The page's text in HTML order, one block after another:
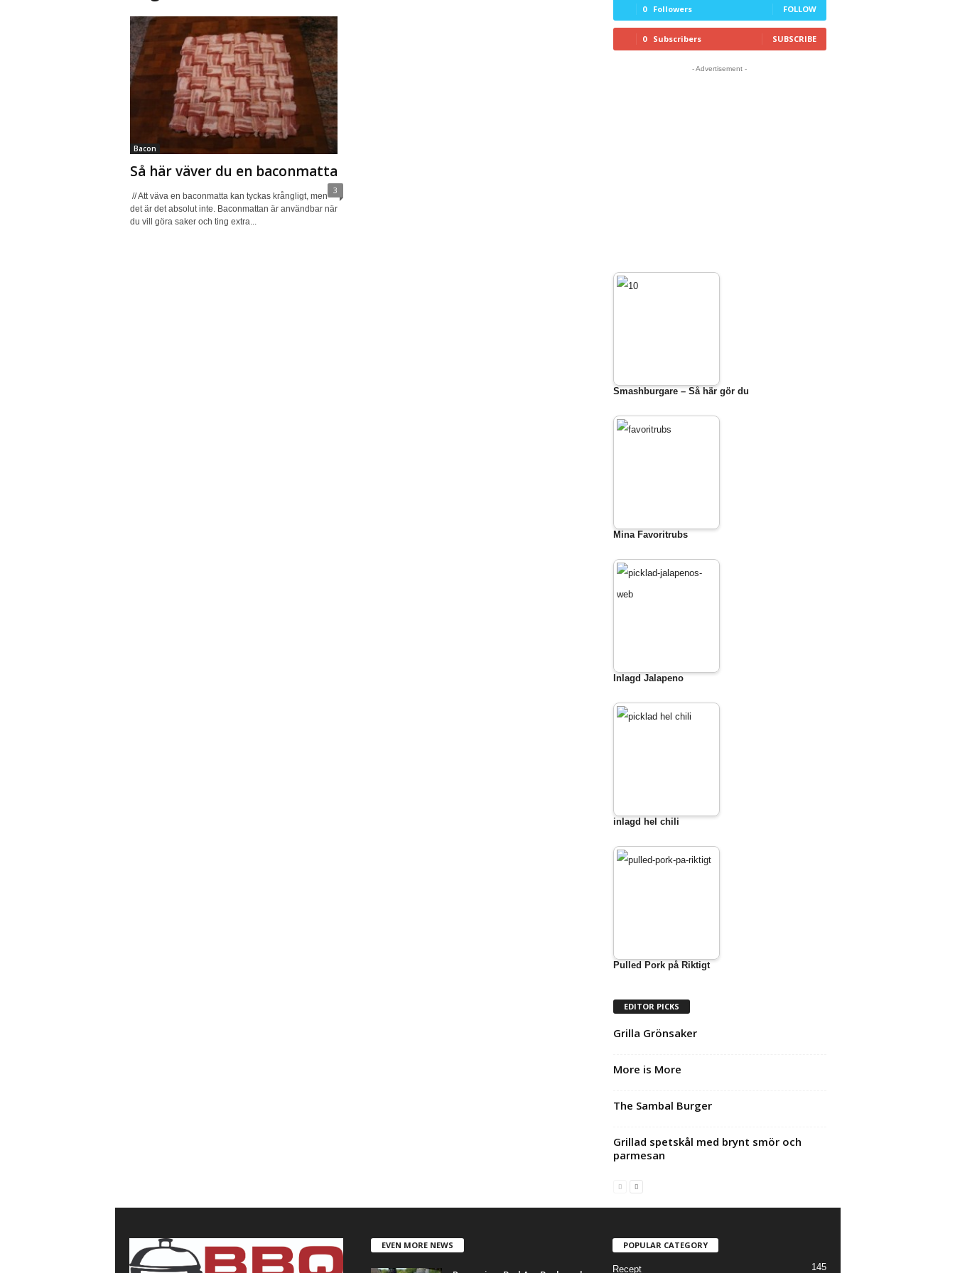
Bacon
Så här väver du en baconmatta
3
// Att väva en baconmatta kan tyckas krångligt, men
det är det absolut inte. Baconmattan är användbar när
du vill göra saker och ting extra...
0 Followers FOLLOW
0 Subscribers SUBSCRIBE
- Advertisement -
Smashburgare – Så här gör du
Mina Favoritrubs
Inlagd Jalapeno
inlagd hel chili
Pulled Pork på Riktigt
EDITOR PICKS
Grilla Grönsaker
More is More
The Sambal Burger
Grillad spetskål med brynt smör och
parmesan
EVEN MORE NEWS POPULAR CATEGORY
Recept 145